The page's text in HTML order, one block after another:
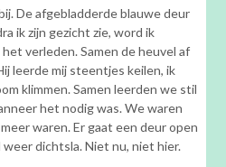
De afgebladderde blauwe deur
ik zijn gezicht zie, word ik
verleden. Samen de heuvel af
leerde mij steentjes keilen, ik
klimmen. Samen leerden we stil
het nodig was. We waren
waren. Er gaat een deur open
dichtsla. Niet nu, niet hier.